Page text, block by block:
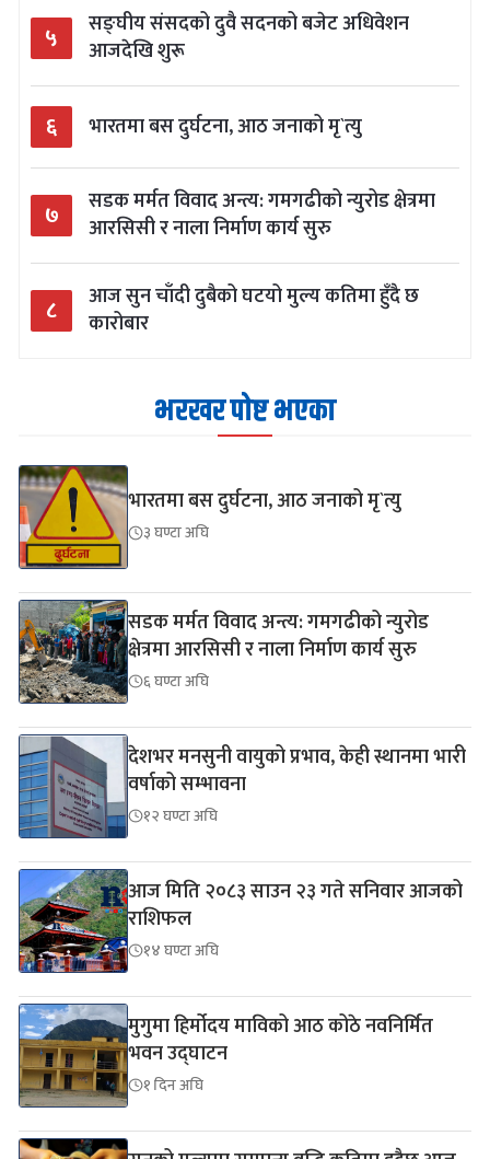
५
सङ्घीय संसदको दुवै सदनको बजेट अधिवेशन
आजदेखि शुरू
६ भारतमा बस दुर्घटना, आठ जनाको मृ`त्यु
७
सडक मर्मत विवाद अन्त्य: गमगढीको न्युरोड क्षेत्रमा
आरसिसी र नाला निर्माण कार्य सुरु
८
आज सुन चाँदी दुबैको घटयो मुल्य कतिमा हुँदै छ
कारोबार
भरखर पोष्ट भएका
भारतमा बस दुर्घटना, आठ जनाको मृ`त्यु
३ घण्टा अघि
सडक मर्मत विवाद अन्त्य: गमगढीको न्युरोड
क्षेत्रमा आरसिसी र नाला निर्माण कार्य सुरु
६ घण्टा अघि
देशभर मनसुनी वायुको प्रभाव, केही स्थानमा भारी
वर्षाको सम्भावना
१२ घण्टा अघि
आज मिति २०८३ साउन २३ गते सनिवार आजको
राशिफल
१४ घण्टा अघि
मुगुमा हिर्मोदय माविको आठ कोठे नवनिर्मित
भवन उद्घाटन
१ दिन अघि